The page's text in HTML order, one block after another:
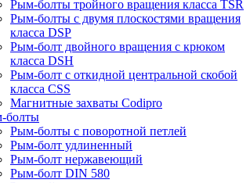
Рым-болты тройного вращения класса TSR
Рым-болты с двумя плоскостями вращения
класса DSP
Рым-болт двойного вращения с крюком
класса DSH
Рым-болт с откидной центральной скобой
класса CSS
Магнитные захваты Codipro
болты
Рым-болты с поворотной петлей
Рым-болт удлиненный
Рым-болт нержавеющий
Рым-болт DIN 580